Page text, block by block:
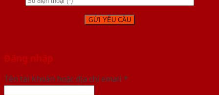
Đăng nhập
Tên tài khoản hoặc địa chỉ email *